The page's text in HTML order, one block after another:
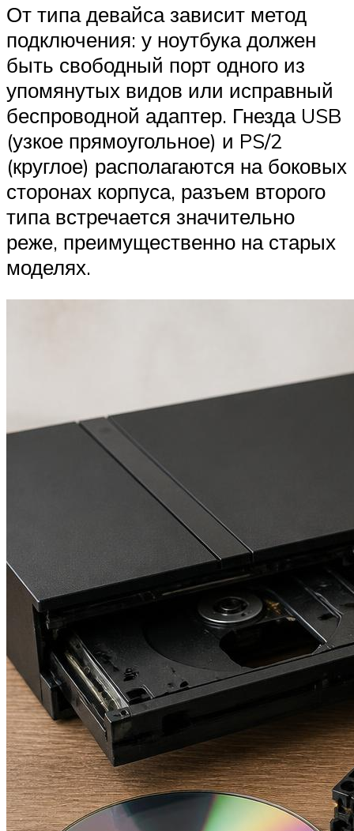
От типа девайса зависит метод
подключения: у ноутбука должен
быть свободный порт одного из
упомянутых видов или исправный
беспроводной адаптер. Гнезда USB
(узкое прямоугольное) и PS/2
(круглое) располагаются на боковых
сторонах корпуса, разъем второго
типа встречается значительно
реже, преимущественно на старых
моделях.